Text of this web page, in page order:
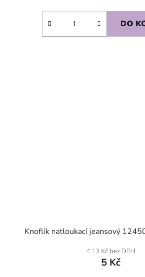
DO
Knoflík natloukací jeansový
4,13 Kč bez DPH
5 Kč